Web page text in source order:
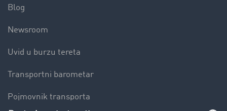
Blog
Newsroom
Uvid u burzu tereta
Transportni barometar
Pojmovnik transporta